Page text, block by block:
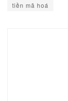
tiền mã hoá